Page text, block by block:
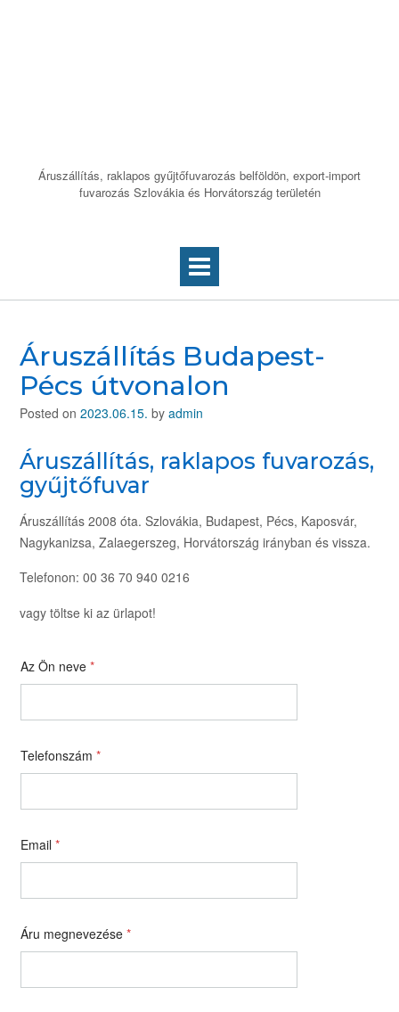
Áruszállítás, raklapos gyűjtőfuvarozás belföldön, export-import
fuvarozás Szlovákia és Horvátország területén
Áruszállítás Budapest-
Pécs útvonalon
Posted on 2023.06.15. by admin
Áruszállítás, raklapos fuvarozás,
gyűjtőfuvar
Áruszállítás 2008 óta. Szlovákia, Budapest, Pécs, Kaposvár,
Nagykanizsa, Zalaegerszeg, Horvátország irányban és vissza.
Telefonon: 00 36 70 940 0216
vagy töltse ki az ürlapot!
Az Ön neve *
Telefonszám *
Email *
Áru megnevezése *